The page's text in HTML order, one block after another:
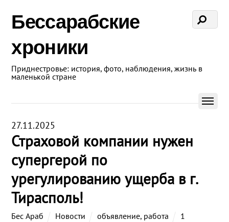
Бессарабские
хроники
Приднестровье: история, фото, наблюдения, жизнь в
маленькой стране
27.11.2025
Страховой компании нужен
супергерой по
урегулированию ущерба в г.
Тирасполь!
Бес Араб Новости объявление, работа
1